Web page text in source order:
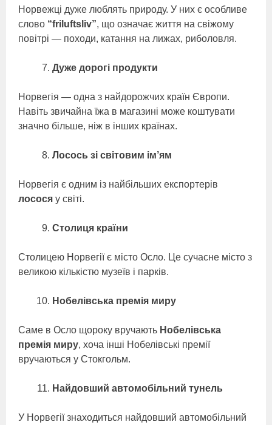
Норвежці дуже люблять природу. У них є особливе
слово “friluftsliv”, що означає життя на свіжому
повітрі — походи, катання на лижах, риболовля.
Дуже дорогі продукти
Норвегія — одна з найдорожчих країн Європи.
Навіть звичайна їжа в магазині може коштувати
значно більше, ніж в інших країнах.
Лосось зі світовим ім’ям
Норвегія є одним із найбільших експортерів
лосося у світі.
Столиця країни
Столицею Норвегії є місто Осло. Це сучасне місто з
великою кількістю музеїв і парків.
Нобелівська премія миру
Саме в Осло щороку вручають Нобелівська
премія миру, хоча інші Нобелівські премії
вручаються у Стокгольм.
Найдовший автомобільний тунель
У Норвегії знаходиться найдовший автомобільний